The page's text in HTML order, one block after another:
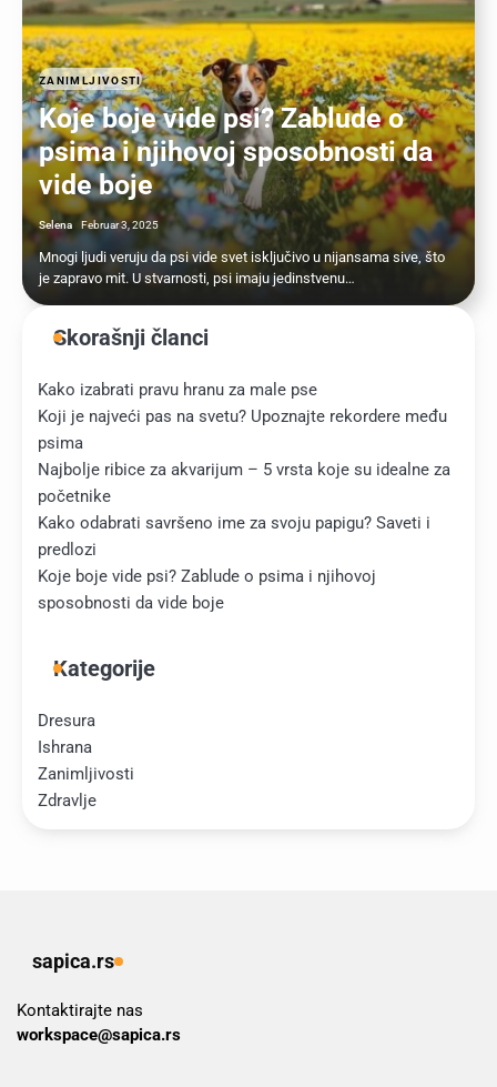
ZANIMLJIVOSTI
Koje boje vide psi? Zablude o
psima i njihovoj sposobnosti da
vide boje
Selena Februar 3, 2025
Mnogi ljudi veruju da psi vide svet isključivo u nijansama sive, što
je zapravo mit. U stvarnosti, psi imaju jedinstvenu…
Skorašnji članci
Kako izabrati pravu hranu za male pse
Koji je najveći pas na svetu? Upoznajte rekordere među
psima
Najbolje ribice za akvarijum – 5 vrsta koje su idealne za
početnike
Kako odabrati savršeno ime za svoju papigu? Saveti i
predlozi
Koje boje vide psi? Zablude o psima i njihovoj
sposobnosti da vide boje
Kategorije
Dresura
Ishrana
Zanimljivosti
Zdravlje
sapica.rs
Kontaktirajte nas
workspace@sapica.rs